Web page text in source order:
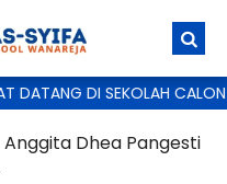
DATANG DI SEKOLAH
Anggita Dhea Pangesti